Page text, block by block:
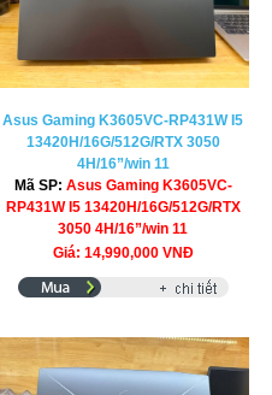
Asus Gaming K3605VC-RP431W I5
13420H/16G/512G/RTX 3050
4H/16”/win 11
Mã SP: Asus Gaming K3605VC-
RP431W I5 13420H/16G/512G/RTX
3050 4H/16”/win 11
Giá: 14,990,000 VNĐ